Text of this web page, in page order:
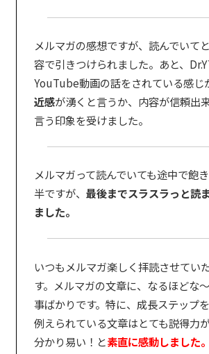
メルマガの感想ですが、読んでいて
容で引きつけられました。あと、
YouTube動画の話をされている感じ
近感が湧くと言うか、内容が信頼出
言う印象を受けました。
メルマガって読んでいても途中で飽
半ですが、 最後までスラスラっと読
ました。
いつもメルマガ楽しく拝読させてい
す。メルマガの文章に、なるほどな
事ばかりです。特に、成長ステップ
例えられている文章はとても説得力
分かり易い！と素直に感動しました。